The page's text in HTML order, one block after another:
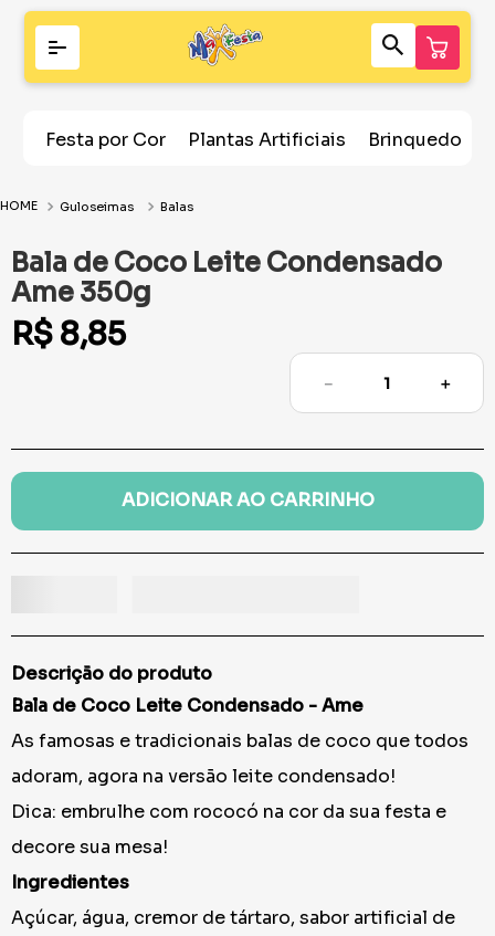
Festa por Cor Plantas Artificiais Brinquedos
Guloseimas Balas
Bala de Coco Leite Condensado
Ame 350g
R$ 8,85
＋
－
ADICIONAR AO CARRINHO
Descrição do produto
Bala de Coco Leite Condensado - Ame
As famosas e tradicionais balas de coco que todos
adoram, agora na versão leite condensado!
Dica: embrulhe com rococó na cor da sua festa e
decore sua mesa!
Ingredientes
Açúcar, água, cremor de tártaro, sabor artificial de